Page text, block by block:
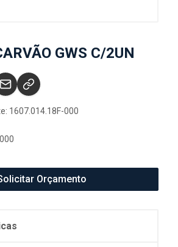
GWS C/2UN
1607.014.18F-000
Orçamento